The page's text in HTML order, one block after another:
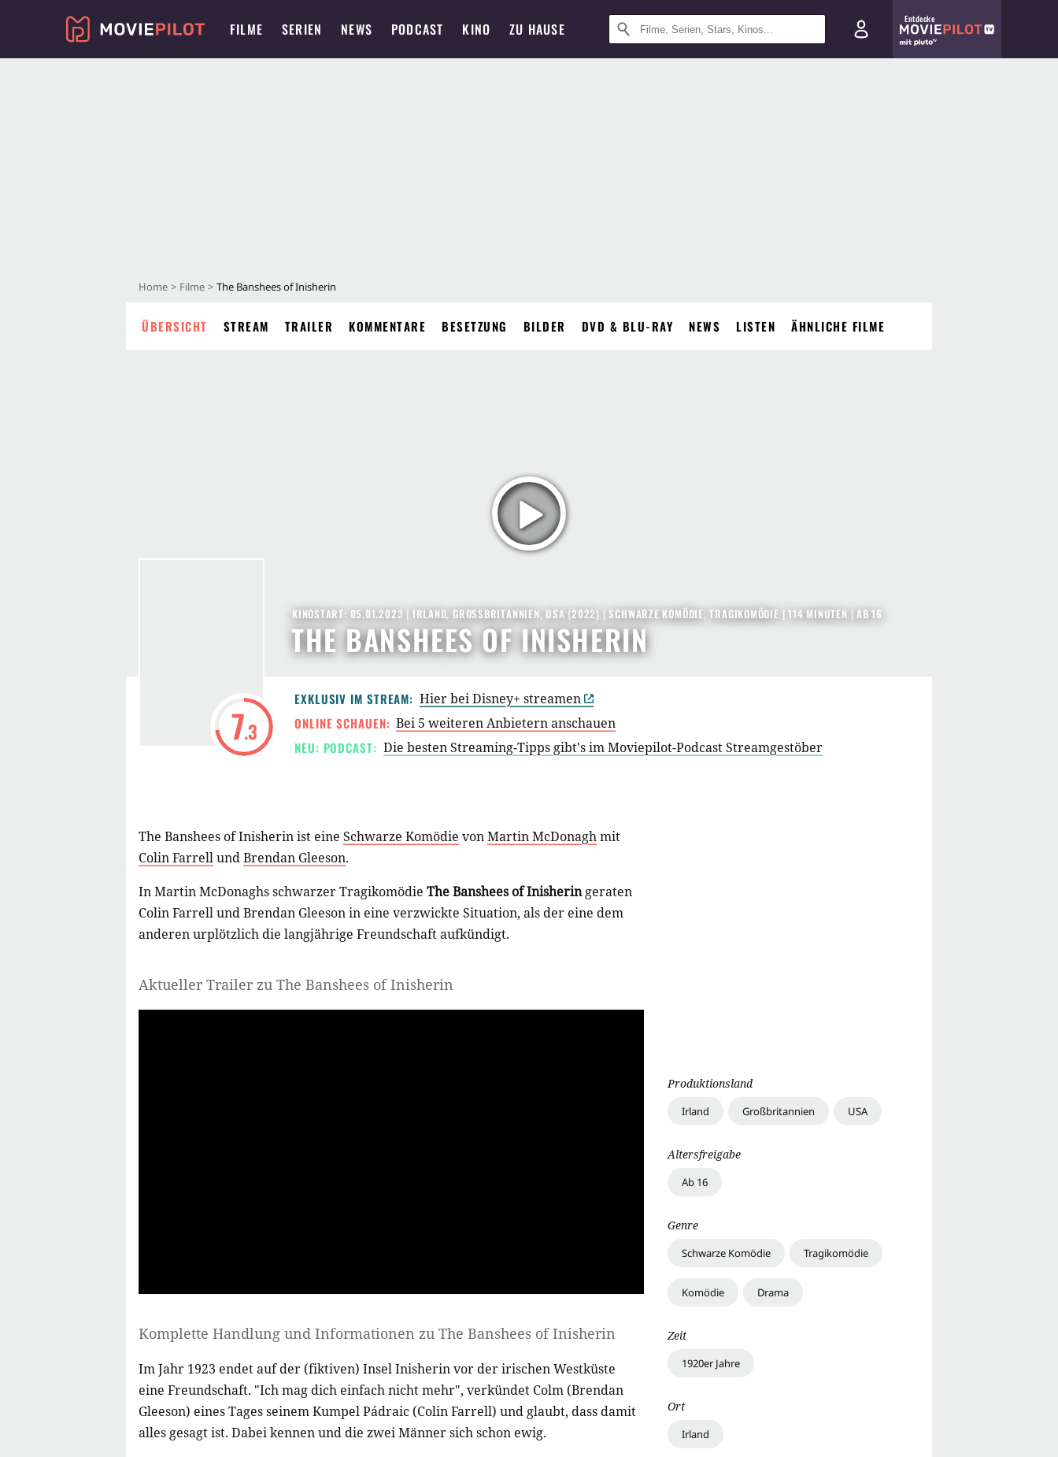
FILME SERIEN NEWS PODCAST KINO ZU HAUSE
Entdecke
Home Filme The Banshees of Inisherin
ÜBERSICHT STREAM TRAILER KOMMENTARE BESETZUNG BILDER DVD & BLU-RAY NEWS LISTEN ÄHNLICHE FILME
7.3
THE BANSHEES OF INISHERIN
KINOSTART: 05.01.2023 | IRLAND, GROSSBRITANNIEN , USA (2022) | SCHWARZE KOMÖDIE,TRAGIKOMÖDIE | 114 MINUTEN |AB 16
EXKLUSIV IM STREAM: Hier bei Disney+ streamen
ONLINE SCHAUEN: Bei 5 weiteren Anbietern anschauen
NEU: PODCAST: Die besten Streaming-Tipps gibt's im Moviepilot-Podcast Streamgestöber
The Banshees of Inisherin ist eine Schwarze Komödie vonMartin McDonaghmit
Colin FarrellundBrendan Gleeson.
In Martin McDonaghs schwarzer Tragikomödie The Banshees of Inisheringeraten
Colin Farrell und Brendan Gleeson in eine verzwickte Situation, als der eine dem
anderen urplötzlich die langjährige Freundschaft aufkündigt.
Aktueller Trailer zu The Banshees of Inisherin
Komplette Handlung und Informationen zu The Banshees of Inisherin
Im Jahr 1923 endet auf der (fiktiven) Insel Inisherin vor der irischen Westküste
eine Freundschaft. "Ich mag dich einfach nicht mehr", verkündet Colm (Brendan
Gleeson) eines Tages seinem Kumpel Pádraic (Colin Farrell) und glaubt, dass damit
alles gesagt ist. Dabei kennen und die zwei Männer sich schon ewig.
Produktionsland
Irland Großbritannien USA
Altersfreigabe
Ab 16
Genre
Schwarze Komödie Tragikomödie
Komödie Drama
Zeit
1920er Jahre
Ort
Irland